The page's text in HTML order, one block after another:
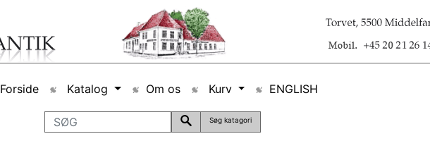
Forside Katalog Om os Kurv ENGLISH
Søg katagori